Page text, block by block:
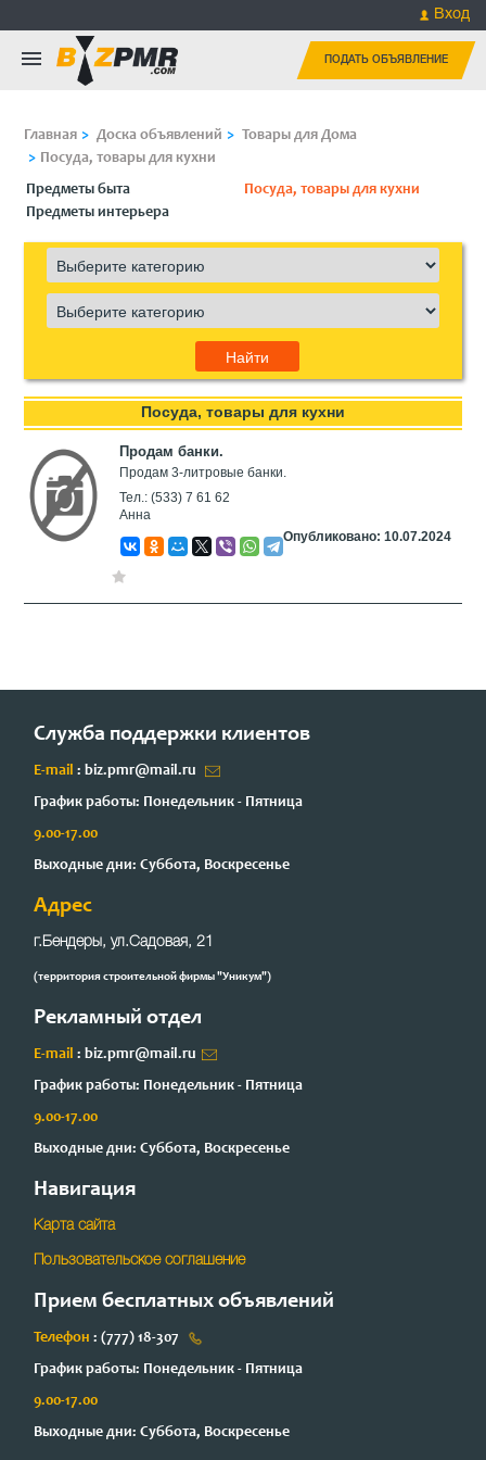
Вход
ПОДАТЬ ОБЪЯВЛЕНИЕ
Главная Доска объявлений
Товары для Дома
Посуда, товары для кухни
Предметы быта
Посуда, товары для кухни
Предметы интерьера
Посуда, товары для кухни
Продам банки.
Продам 3-литровые банки.
Тел.: (533) 7 61 62
Анна
Опубликовано: 10.07.2024
Служба поддержки клиентов
E-mail : biz.pmr@mail.ru
График работы: Понедельник - Пятница
9.00-17.00
Выходные дни: Суббота, Воскресенье
Адрес
г.Бендеры, ул.Садовая, 21
(территория строительной фирмы "Уникум")
Рекламный отдел
E-mail : biz.pmr@mail.ru
График работы: Понедельник - Пятница
9.00-17.00
Выходные дни: Суббота, Воскресенье
Навигация
Карта сайта
Пользовательское соглашение
Прием бесплатных объявлений
Телефон : (777) 18-307
График работы: Понедельник - Пятница
9.00-17.00
Выходные дни: Суббота, Воскресенье